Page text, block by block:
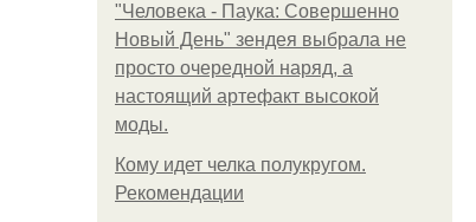
"Человека - Паука: Совершенно
Новый День" зендея выбрала не
просто очередной наряд, а
настоящий артефакт высокой
моды.
Кому идет челка полукругом.
Рекомендации